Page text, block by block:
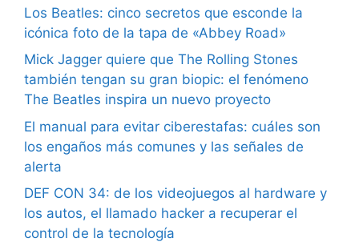
Los Beatles: cinco secretos que esconde la
icónica foto de la tapa de «Abbey Road»
Mick Jagger quiere que The Rolling Stones
también tengan su gran biopic: el fenómeno
The Beatles inspira un nuevo proyecto
El manual para evitar ciberestafas: cuáles son
los engaños más comunes y las señales de
alerta
DEF CON 34: de los videojuegos al hardware y
los autos, el llamado hacker a recuperar el
control de la tecnología